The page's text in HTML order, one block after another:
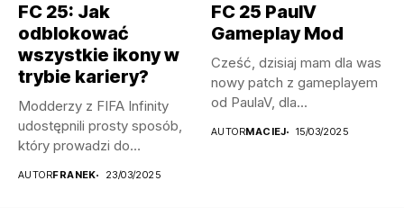
FC 25: Jak
odblokować
wszystkie ikony w
trybie kariery?
Modderzy z FIFA Infinity
udostępnili prosty sposób,
który prowadzi do
AUTORFRANEK 23/03/2025
FC 25 PaulV
Gameplay Mod
Cześć, dzisiaj mam dla was
nowy patch z gameplayem
od PaulaV, dla...
AUTORMACIEJ 15/03/2025